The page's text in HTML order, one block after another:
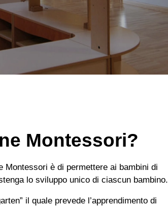
Montessori?
Montessori è di permettere ai bambini di
lo sviluppo unico di ciascun bambino.
il quale prevede l’apprendimento di